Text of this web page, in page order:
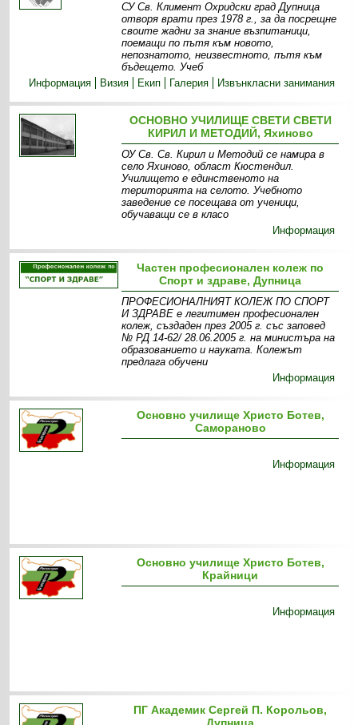
СУ Св. Климент Охридски град Дупница
отворя врати през 1978 г., за да посрещне
своите жадни за знание възпитаници,
поемащи по пътя към новото,
непознатото, неизвестното, пътя към
бъдещето. Учеб
Информация
Визия Екип Галерия Извънкласни занимания
ОСНОВНО УЧИЛИЩЕ СВЕТИ СВЕТИ
КИРИЛ И МЕТОДИЙ, Яхиново
ОУ Св. Св. Кирил и Методий се намира в
село Яхиново, област Кюстендил.
Училището е единственото на
територията на селото. Учебното
заведение се посещава от ученици,
обучаващи се в класо
Информация
Частен професионален колеж по
Спорт и здраве, Дупница
ПРОФЕСИОНАЛНИЯТ КОЛЕЖ ПО СПОРТ
И ЗДРАВЕ е легитимен професионален
колеж, създаден през 2005 г. със заповед
№ РД 14-62/ 28.06.2005 г. на министъра на
образованието и науката. Колежът
предлага обучени
Информация
Основно училище Христо Ботев,
Самораново
Информация
Основно училище Христо Ботев,
Крайници
Информация
ПГ Академик Сергей П. Корольов,